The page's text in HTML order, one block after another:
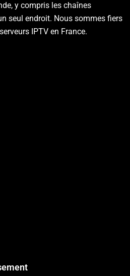
y compris les chaînes
seul endroit. Nous sommes fiers
IPTV en France.